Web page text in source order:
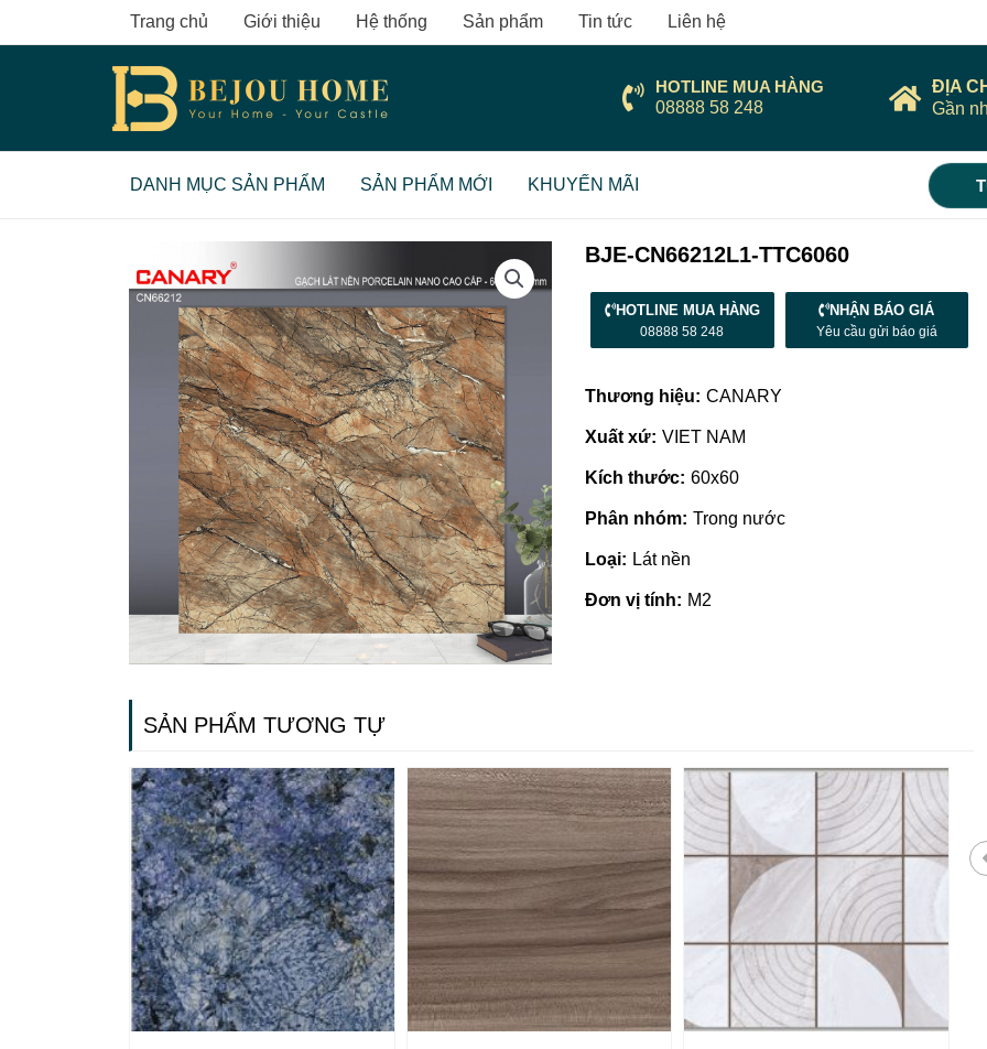
to
Trang chủ Giới thiệu Hệ thống Sản phẩm Tin tức Liên hệ
HOTLINE MUA HÀNG
08888 58 248
ĐỊA
Gần
DANH MỤC SẢN PHẨM SẢN PHẨM MỚI KHUYẾN MÃI
BJE-CN66212L1-TTC6060
HOTLINE MUA HÀNG
08888 58 248
NHẬN BÁO GIÁ
Yêu cầu gửi báo giá
Thương hiệu: CANARY
Xuất xứ: VIET NAM
Kích thước: 60x60
Phân nhóm: Trong nước
Loại: Lát nền
Đơn vị tính: M2
SẢN PHẨM TƯƠNG TỰ
Giá vật liệu xây dựng tại Quảng
Ngãi | Cập nhật mới nhất 2022